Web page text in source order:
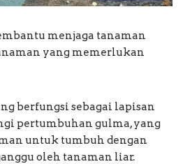
menjaga tanaman
yang memerlukan
berfungsi sebagai lapisan
pertumbuhan gulma, yang
untuk tumbuh dengan
oleh tanaman liar.